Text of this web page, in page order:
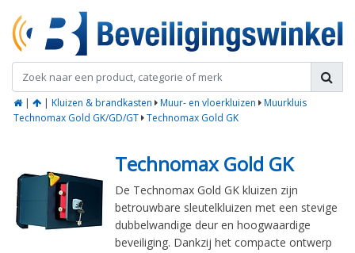
| | Kluizen & brandkasten Muur- en vloerkluizen
Muurkluis
Technomax Gold GK/GD/GT Technomax Gold GK
Technomax Gold GK
De Technomax Gold GK kluizen zijn
betrouwbare sleutelkluizen met een stevige
dubbelwandige deur en hoogwaardige
beveiliging. Dankzij het compacte ontwerp